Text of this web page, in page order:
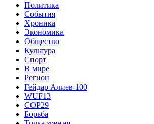
Политика
События
Хроника
Экономика
Общество
Культура
Спорт
В мире
Регион
Гейдар Алиев-100
WUF13
COP29
Борьба